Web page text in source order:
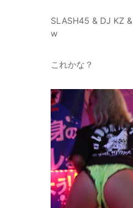
SLASH45 & DJ KZ
w
これかな？